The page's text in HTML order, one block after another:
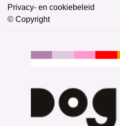
Privacy- en cookiebeleid
© Copyright